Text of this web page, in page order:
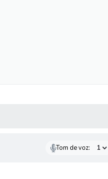
Tom de voz: